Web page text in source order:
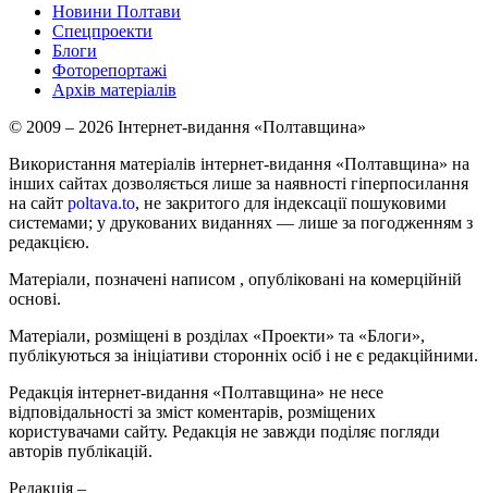
Новини Полтави
Спецпроекти
Блоги
Фоторепортажі
Архів матеріалів
© 2009 – 2026 Інтернет-видання «Полтавщина»
Використання матеріалів інтернет-видання «Полтавщина» на
інших сайтах дозволяється лише за наявності гіперпосилання
на сайт poltava.to, не закритого для індексації пошуковими
системами; у друкованих виданнях — лише за погодженням з
редакцією.
Матеріали, позначені написом , опубліковані на комерційній
основі.
Матеріали, розміщені в розділах «Проекти» та «Блоги»,
публікуються за ініціативи сторонніх осіб і не є редакційними.
Редакція інтернет-видання «Полтавщина» не несе
відповідальності за зміст коментарів, розміщених
користувачами сайту. Редакція не завжди поділяє погляди
авторів публікацій.
Редакція –